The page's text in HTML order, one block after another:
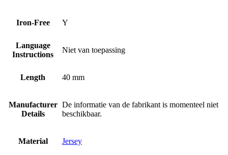
Iron-Free Y
Language
Instructions
Niet van toepassing
Length 40 mm
Manufacturer
Details
De informatie van de fabrikant is momenteel niet
beschikbaar.
Material Jersey